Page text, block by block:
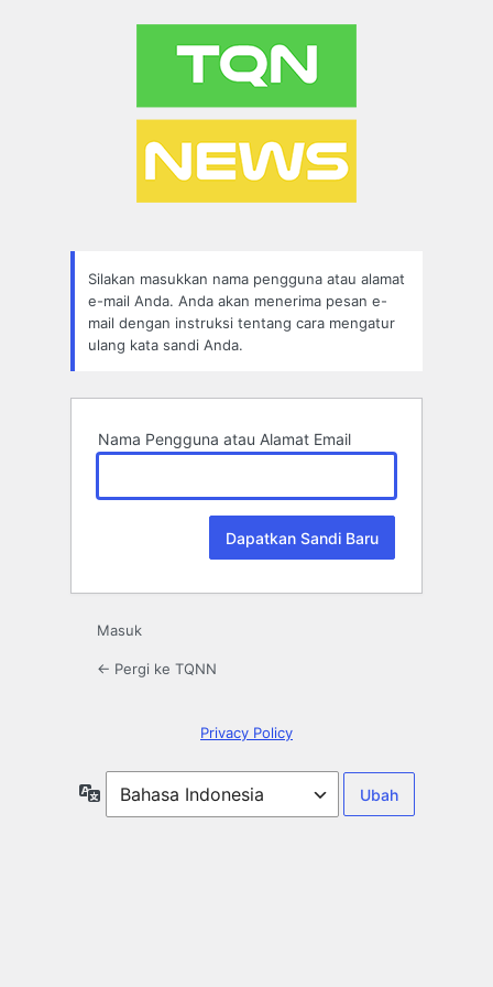
Silakan masukkan nama pengguna atau alamat
e-mail Anda. Anda akan menerima pesan e-
mail dengan instruksi tentang cara mengatur
ulang kata sandi Anda.
Nama Pengguna atau Alamat Email
Masuk
← Pergi ke TQNN
Privacy Policy
Bahasa